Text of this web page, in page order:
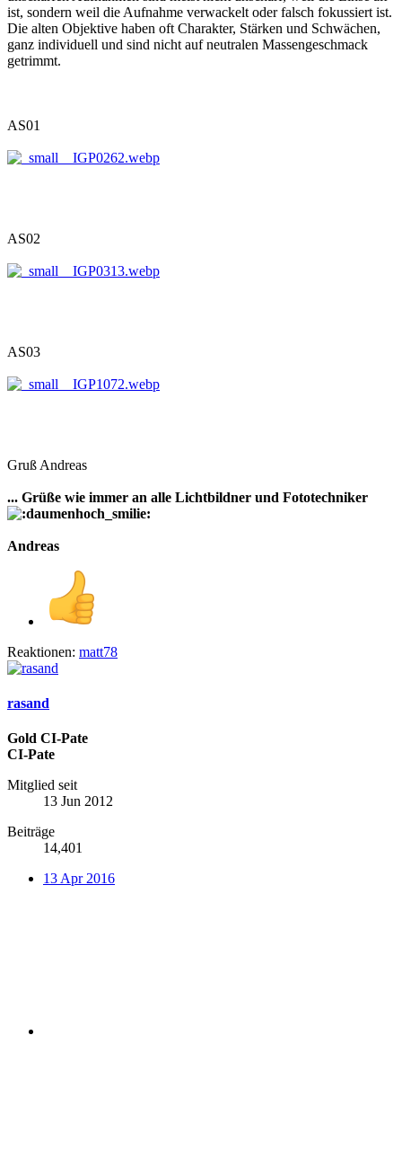
ist, sondern weil die Aufnahme verwackelt oder falsch fokussiert ist.
Die alten Objektive haben oft Charakter, Stärken und Schwächen,
ganz individuell und sind nicht auf neutralen Massengeschmack
getrimmt.
AS01
AS02
AS03
Gruß Andreas
... Grüße wie immer an alle Lichtbildner und Fototechniker
Andreas
Reaktionen: matt78
rasand
Gold CI-Pate
CI-Pate
Mitglied seit
13 Jun 2012
Beiträge
14,401
13 Apr 2016